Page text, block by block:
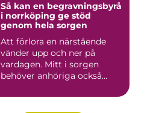
Så kan en begravningsbyrå
i norrköping ge stöd
genom hela sorgen
Att förlora en närstående
vänder upp och ner på
vardagen. Mitt i sorgen
behöver anhöriga också